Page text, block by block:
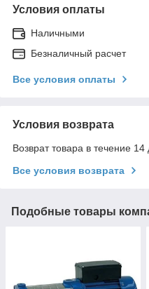
Условия оплаты
Наличными
Безналичный расчет
Все условия оплаты
Условия возврата
Возврат товара в течение
Все условия возврата
Подобные товары